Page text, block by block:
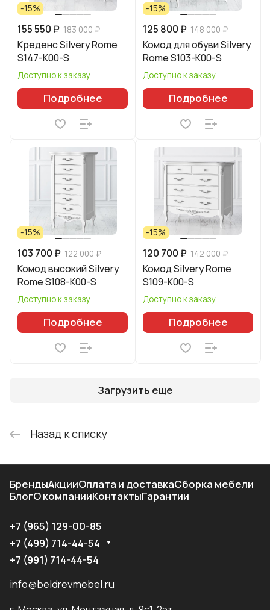
-15%
155 550 ₽ 183 000 ₽
Креденс Silvery Rome
S147-K00-S
Доступно к заказу
Подробнее
-15%
125 800 ₽ 148 000 ₽
Комод для обуви Silvery
Rome S103-K00-S
Доступно к заказу
Подробнее
-15%
103 700 ₽ 122 000 ₽
Комод высокий Silvery
Rome S108-K00-S
Доступно к заказу
Подробнее
-15%
120 700 ₽ 142 000 ₽
Комод Silvery Rome
S109-K00-S
Доступно к заказу
Подробнее
Загрузить еще
Назад к списку
БрендыАкцииОплата и доставкаСборка мебели
БлогО компанииКонтактыГарантии
+7 (965) 129-00-85
+7 (499) 714-44-54
+7 (991) 714-44-54
info@beldrevmebel.ru